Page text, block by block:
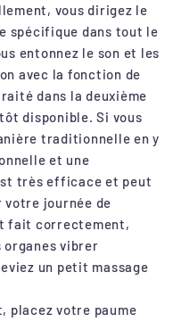
vous dirigez le
spécifique dans tout le
entonnez le son et les
avec la fonction de
dans la deuxième
disponible. Si vous
traditionnelle en y
et une
très efficace et peut
votre journée de
fait correctement,
organes vibrer
un petit massage
placez votre paume